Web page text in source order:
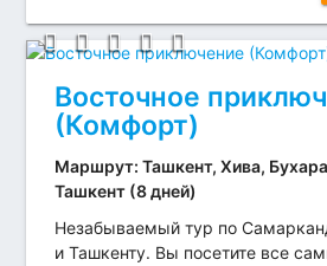
Восточное
(Комфорт)
Маршрут: Ташкент, Хива,
Ташкент (8 дней)
Незабываемый тур по
и Ташкенту. Вы посетите все